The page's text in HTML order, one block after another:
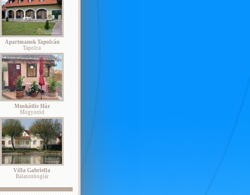
Apartmanok Tapolcán
Tapolca
Muskátlis Ház
Mogyoród
Villa Gabriella
Balatonboglár